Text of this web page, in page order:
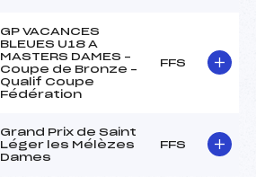
GP VACANCES
BLEUES U18 A
MASTERS DAMES –
Coupe de Bronze –
Qualif Coupe
Fédération
FFS
Grand Prix de Saint
Léger les Mélèzes
Dames
FFS